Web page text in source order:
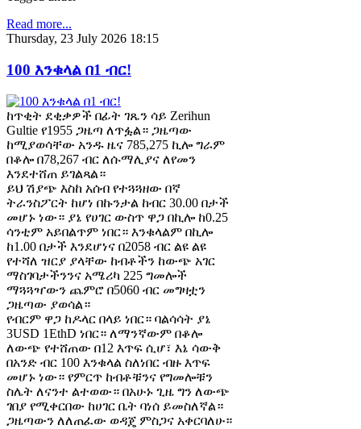
Read more...
Thursday, 23 July 2026 18:15
100 እንቁላል በ1 ብር!
ከጥቂት ደቂቃዎች በፊት ገጼን ሳይ Zerihun
Gultie የ1955 ጋዜጣ ለጥፏል። ጋዜጣው
ከሚያወሳቸው አንዱ ዜና 785,275 ኪሎ ግራም
በቆሎ በ78,267 ብር ለሱማሊያና ለየመን
እንደተሸጠ ይገልጻል።
ይህ ሽያጭ እስከ አሰብ የተጓጓዘው በኛ
ትራንስፖርት ከሆነ በኩንታል ከብር 30.00 በታች
መሆኑ ነው። ያኔ የሀገር ውስጥ ዋጋ በኪሎ ከ0.25
ሳንቲም አይበልጥም ነበር። እንቁላልም በኪሎ
ከ1.00 በታች እንደሆነና በ2058 ብር ልዩ ልዩ
የተሻለ ዝርያ ያላቸው ከብቶችን ከውጭ አገር
ማስገባታችንንና አሜሪካ 225 ግመሎች
ማጓጓዣውን ጨምሮ በ5060 ብር መግዛቷን
ጋዜጣው ያወሳል።
የብርም ዋጋ ከዶላር በላይ ነበር። ባልሳሳት ያኔ
3USD 1EthD ነበር። ለማንኛውም በቆሎ
ለውጭ የተሸጠው በ12 እጥፍ ሲሆ፣ እኔ ሳውቅ
በአንድ ብር 100 እንቁላል ስለነበር ብዙ እጥፍ
መሆኑ ነው። የምርጥ ከብቶቹንና የግመሎቹን
ስሌት ለናንተ ልተወው። በአሁኑ ጊዜ ግን ለውጭ
ገበያ የሚቀርበው ከሀገር ቤት ባነሰ ይመስለኛል።
ጋዜጣውን ለለጠፈው ወዳጄ ምስጋና አቀርባለሁ።